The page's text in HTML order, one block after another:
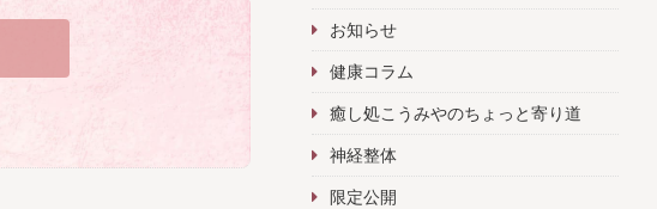
お知らせ
健康コラム
癒し処こうみやのちょっと寄り道
神経整体
限定公開